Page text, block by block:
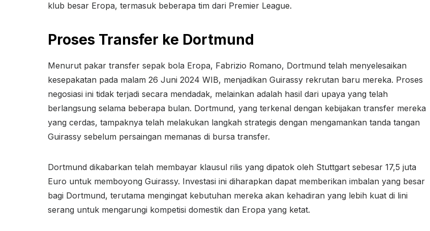
klub besar Eropa, termasuk beberapa tim dari Premier League.
Proses Transfer ke Dortmund
Menurut pakar transfer sepak bola Eropa, Fabrizio Romano, Dortmund telah menyelesaikan
kesepakatan pada malam 26 Juni 2024 WIB, menjadikan Guirassy rekrutan baru mereka. Proses
negosiasi ini tidak terjadi secara mendadak, melainkan adalah hasil dari upaya yang telah
berlangsung selama beberapa bulan. Dortmund, yang terkenal dengan kebijakan transfer mereka
yang cerdas, tampaknya telah melakukan langkah strategis dengan mengamankan tanda tangan
Guirassy sebelum persaingan memanas di bursa transfer.
Dortmund dikabarkan telah membayar klausul rilis yang dipatok oleh Stuttgart sebesar 17,5 juta
Euro untuk memboyong Guirassy. Investasi ini diharapkan dapat memberikan imbalan yang besar
bagi Dortmund, terutama mengingat kebutuhan mereka akan kehadiran yang lebih kuat di lini
serang untuk mengarungi kompetisi domestik dan Eropa yang ketat.